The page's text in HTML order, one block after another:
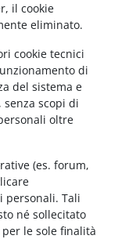
il cookie
eliminato.
cookie tecnici
di
del sistema e
senza scopi di
oltre
(es. forum,
personali. Tali
né sollecitato
le sole finalità